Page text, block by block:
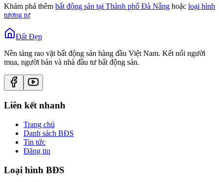
Khám phá thêm bất động sản tại Thành phố Đà Nẵng hoặc loại hình
tương tự
Đất Đẹp
Nền tảng rao vặt bất động sản hàng đầu Việt Nam. Kết nối người
mua, người bán và nhà đầu tư bất động sản.
Liên kết nhanh
Trang chủ
Danh sách BĐS
Tin tức
Đăng tin
Loại hình BĐS